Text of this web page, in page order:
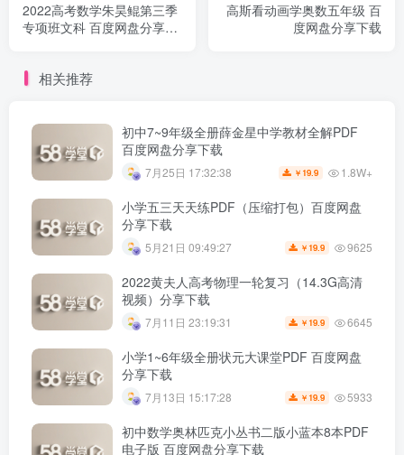
2022高考数学朱昊鲲第三季
专项班文科 百度网盘分享下
高斯看动画学奥数五年级 百
度网盘分享下载
相关推荐
初中7~9年级全册薛金星中学教材全解PDF
百度网盘分享下载
7月25日 17:32:38 ￥ 19.9 1.8W+
小学五三天天练PDF（压缩打包）百度网盘
分享下载
5月21日 09:49:27 ￥ 19.9 9625
2022黄夫人高考物理一轮复习（14.3G高清
视频）分享下载
7月11日 23:19:31 ￥ 19.9 6645
小学1~6年级全册状元大课堂PDF 百度网盘
分享下载
7月13日 15:17:28 ￥ 19.9 5933
初中数学奥林匹克小丛书二版小蓝本8本PDF
电子版 百度网盘分享下载